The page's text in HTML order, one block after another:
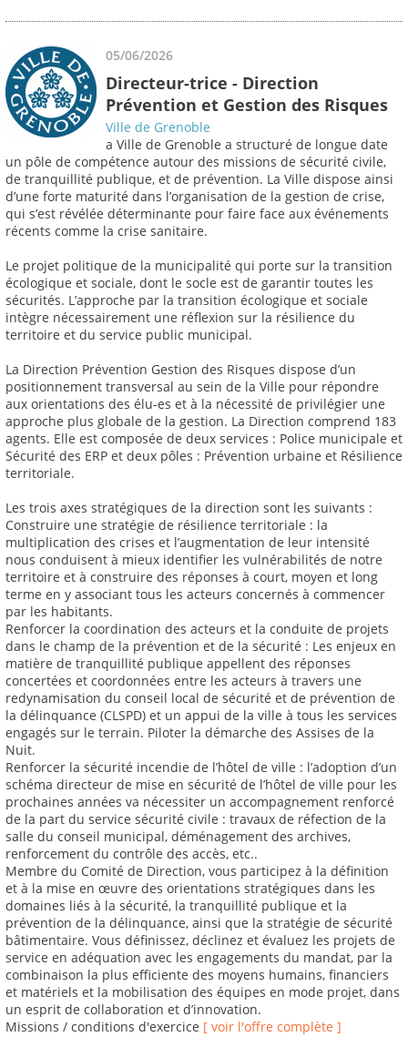
05/06/2026
Directeur-trice - Direction
Prévention et Gestion des Risques
Ville de Grenoble
a Ville de Grenoble a structuré de longue date
un pôle de compétence autour des missions de sécurité civile,
de tranquillité publique, et de prévention. La Ville dispose ainsi
d’une forte maturité dans l’organisation de la gestion de crise,
qui s’est révélée déterminante pour faire face aux événements
récents comme la crise sanitaire.
Le projet politique de la municipalité qui porte sur la transition
écologique et sociale, dont le socle est de garantir toutes les
sécurités. L’approche par la transition écologique et sociale
intègre nécessairement une réflexion sur la résilience du
territoire et du service public municipal.
La Direction Prévention Gestion des Risques dispose d’un
positionnement transversal au sein de la Ville pour répondre
aux orientations des élu-es et à la nécessité de privilégier une
approche plus globale de la gestion. La Direction comprend 183
agents. Elle est composée de deux services : Police municipale et
Sécurité des ERP et deux pôles : Prévention urbaine et Résilience
territoriale.
Les trois axes stratégiques de la direction sont les suivants :
Construire une stratégie de résilience territoriale : la
multiplication des crises et l’augmentation de leur intensité
nous conduisent à mieux identifier les vulnérabilités de notre
territoire et à construire des réponses à court, moyen et long
terme en y associant tous les acteurs concernés à commencer
par les habitants.
Renforcer la coordination des acteurs et la conduite de projets
dans le champ de la prévention et de la sécurité : Les enjeux en
matière de tranquillité publique appellent des réponses
concertées et coordonnées entre les acteurs à travers une
redynamisation du conseil local de sécurité et de prévention de
la délinquance (CLSPD) et un appui de la ville à tous les services
engagés sur le terrain. Piloter la démarche des Assises de la
Nuit.
Renforcer la sécurité incendie de l’hôtel de ville : l’adoption d’un
schéma directeur de mise en sécurité de l’hôtel de ville pour les
prochaines années va nécessiter un accompagnement renforcé
de la part du service sécurité civile : travaux de réfection de la
salle du conseil municipal, déménagement des archives,
renforcement du contrôle des accès, etc..
Membre du Comité de Direction, vous participez à la définition
et à la mise en œuvre des orientations stratégiques dans les
domaines liés à la sécurité, la tranquillité publique et la
prévention de la délinquance, ainsi que la stratégie de sécurité
bâtimentaire. Vous définissez, déclinez et évaluez les projets de
service en adéquation avec les engagements du mandat, par la
combinaison la plus efficiente des moyens humains, financiers
et matériels et la mobilisation des équipes en mode projet, dans
un esprit de collaboration et d’innovation.
Missions / conditions d'exercice [ voir l'offre complète ]